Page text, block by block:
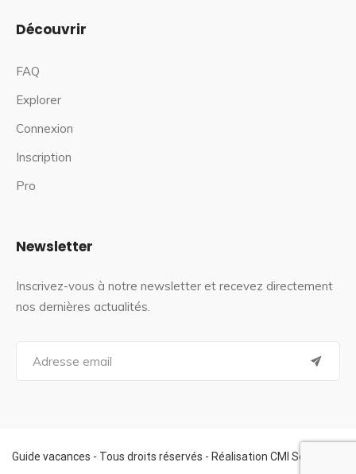
Découvrir
FAQ
Explorer
Connexion
Inscription
Pro
Newsletter
Inscrivez-vous à notre newsletter et recevez directement
nos dernières actualités.
a
f
o
Guide vacances - Tous droits réservés - Réalisation CMI Services